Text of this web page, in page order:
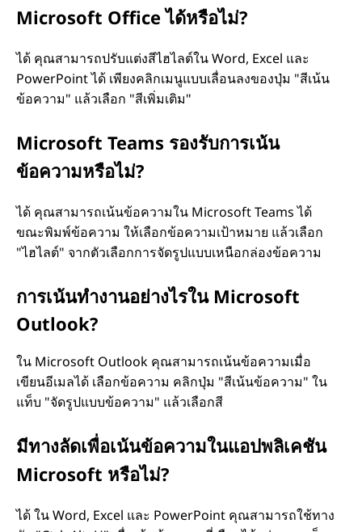
Microsoft Office ได้หรือไม่?
ได้ คุณสามารถปรับแต่งสีไฮไลต์ใน Word, Excel และ
PowerPoint ได้ เพียงคลิกเมนูแบบเลื่อนลงของปุ่ม "สีเน้น
ข้อความ" แล้วเลือก "สีเพิ่มเติม"
Microsoft Teams รองรับการเน้น
ข้อความหรือไม่?
ได้ คุณสามารถเน้นข้อความใน Microsoft Teams ได้
ขณะพิมพ์ข้อความ ให้เลือกข้อความเป้าหมาย แล้วเลือก
"ไฮไลต์" จากตัวเลือกการจัดรูปแบบเหนือกล่องข้อความ
การเน้นทํางานอย่างไรใน Microsoft
Outlook?
ใน Microsoft Outlook คุณสามารถเน้นข้อความเมื่อ
เขียนอีเมลได้ เลือกข้อความ คลิกปุ่ม "สีเน้นข้อความ" ใน
แท็บ "จัดรูปแบบข้อความ" แล้วเลือกสี
มีทางลัดเพื่อเน้นข้อความในแอปพลิเคชัน
Microsoft หรือไม่?
ได้ ใน Word, Excel และ PowerPoint คุณสามารถใช้ทาง